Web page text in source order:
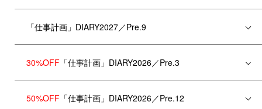
「仕事計画」DIARY2027／Pre.9
30%OFF 「仕事計画」DIARY2026／Pre.3
50%OFF 「仕事計画」DIARY2026／Pre.12